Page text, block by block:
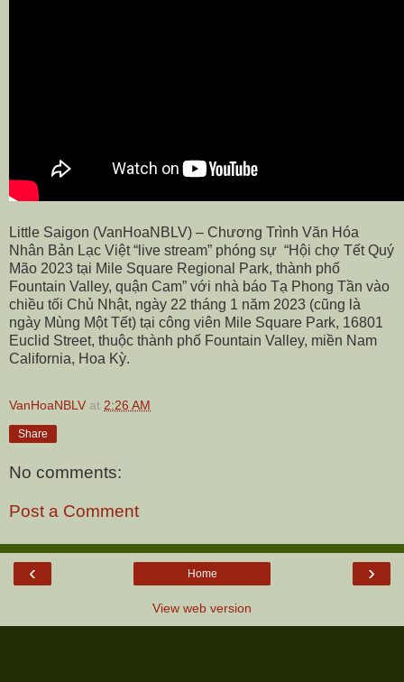
Little Saigon (VanHoaNBLV) – Chương Trình Văn Hóa
Nhân Bản Lạc Việt “live stream” phóng sự “Hội chợ Tết Quý
Mão 2023 tại Mile Square Regional Park, thành phố
Fountain Valley, quận Cam” với nhà báo Tạ Phong Tần vào
chiều tối Chủ Nhật, ngày 22 tháng 1 năm 2023 (cũng là
ngày Mùng Một Tết) tại công viên Mile Square Park, 16801
Euclid Street, thuộc thành phố Fountain Valley, miền Nam
California, Hoa Kỳ.
VanHoaNBLV at 2:26 AM
Share
No comments:
Post a Comment
‹ ›
Home
View web version